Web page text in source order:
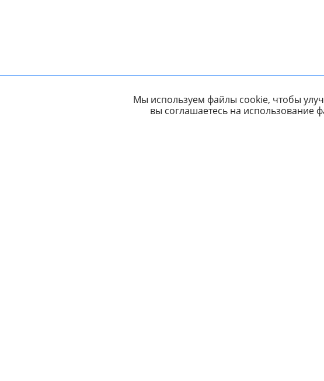
Мы используем файлы cookie, чтобы
вы соглашаетесь на использование